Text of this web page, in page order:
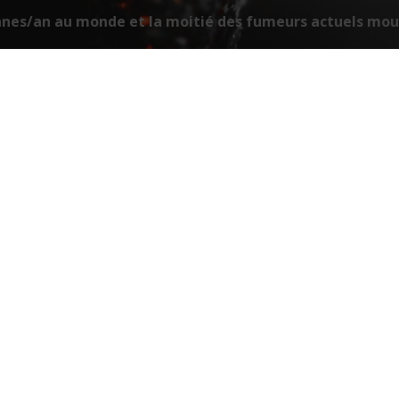
an au monde et la moitié des fumeurs actuels